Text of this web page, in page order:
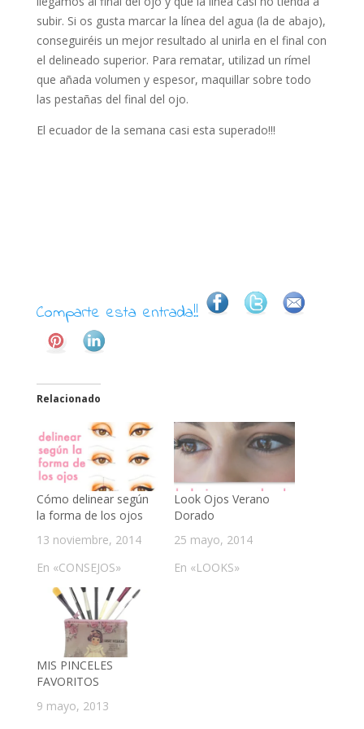
subir. Si os gusta marcar la línea del agua (la de abajo),
conseguiréis un mejor resultado al unirla en el final con
el delineado superior. Para rematar, utilizad un rímel
que añada volumen y espesor, maquillar sobre todo
las pestañas del final del ojo.
El ecuador de la semana casi esta superado!!!
Comparte esta entrada!!
Relacionado
Cómo delinear según
la forma de los ojos
13 noviembre, 2014
En «CONSEJOS»
Look Ojos Verano
Dorado
25 mayo, 2014
En «LOOKS»
MIS PINCELES
FAVORITOS
9 mayo, 2013